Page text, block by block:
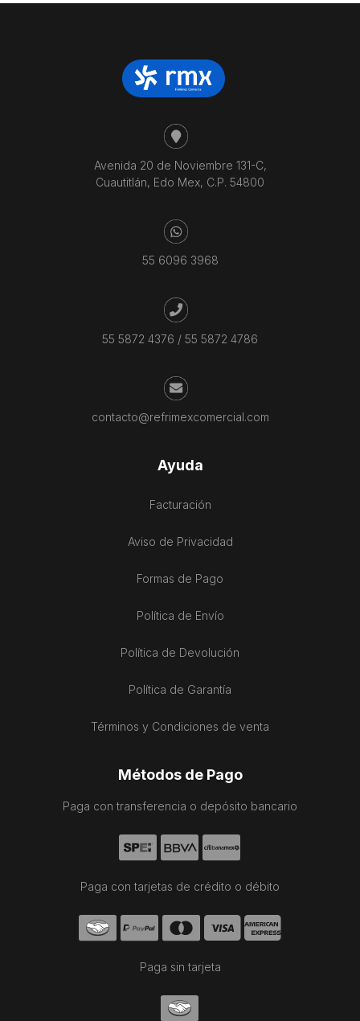
Avenida 20 de Noviembre 131-C,
Cuautitlán, Edo Mex, C.P. 54800
55 6096 3968
55 5872 4376 / 55 5872 4786
contacto@refrimexcomercial.com
Ayuda
Facturación
Aviso de Privacidad
Formas de Pago
Política de Envío
Política de Devolución
Política de Garantía
Términos y Condiciones de venta
Métodos de Pago
Paga con transferencia o depósito bancario
Paga con tarjetas de crédito o débito
Paga sin tarjeta